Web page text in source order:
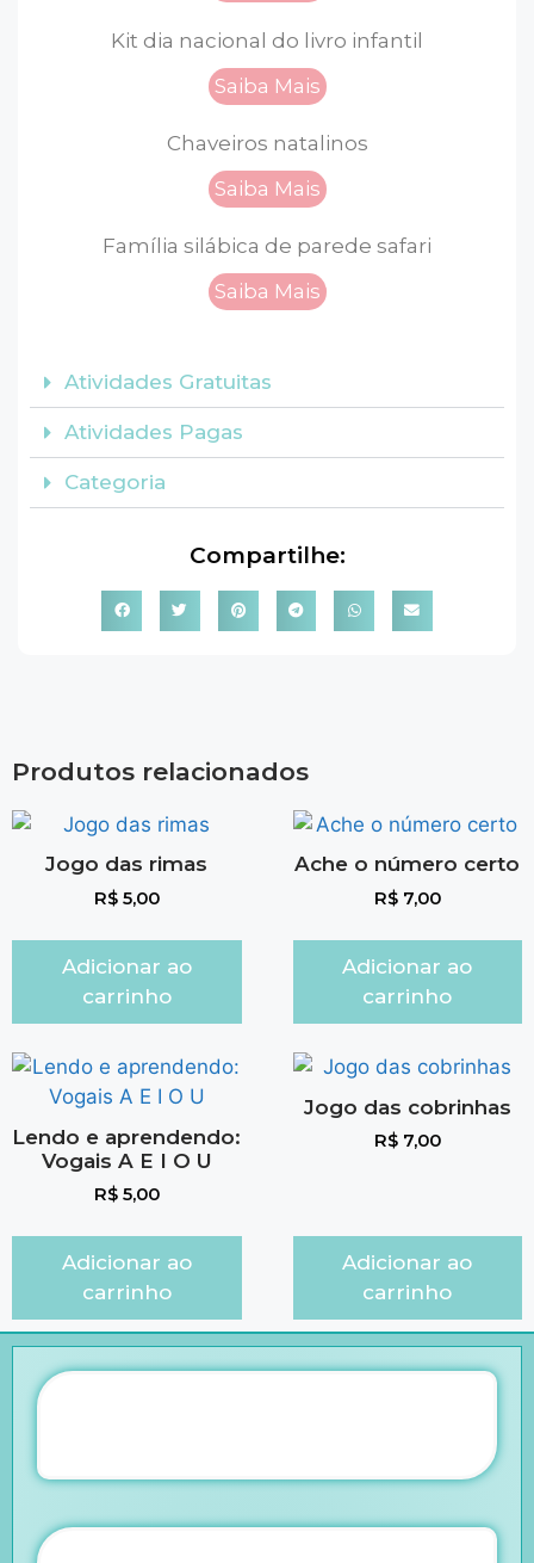
Kit dia nacional do livro infantil
Saiba Mais
Chaveiros natalinos
Saiba Mais
Família silábica de parede safari
Saiba Mais
Atividades Gratuitas
Atividades Pagas
Categoria
Compartilhe:
Produtos relacionados
Jogo das rimas
R$5,00
Adicionar ao
carrinho
Ache o número certo
R$7,00
Adicionar ao
carrinho
Lendo e aprendendo:
Vogais A E I O U
R$5,00
Adicionar ao
carrinho
Jogo das cobrinhas
R$7,00
Adicionar ao
carrinho